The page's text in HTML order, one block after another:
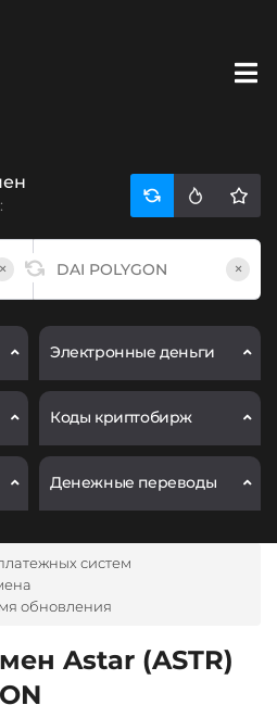
× ×
Электронные деньги
Коды криптобирж
Денежные переводы
систем
обновления
Astar (ASTR)